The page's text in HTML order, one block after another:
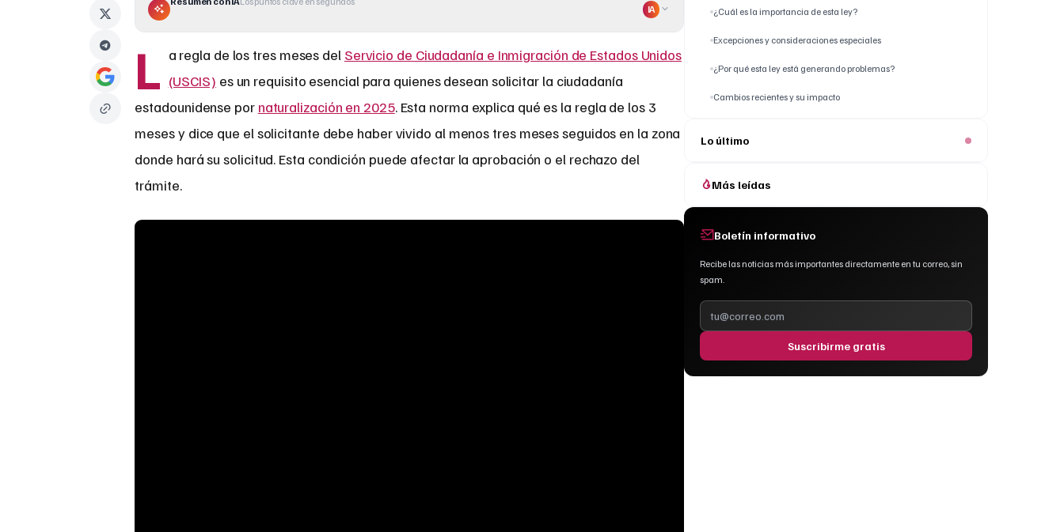
IA
L a regla de los tres meses del Servicio de Ciudadanía e Inmigración de Estados Unidos
(USCIS) es un requisito esencial para quienes desean solicitar la ciudadanía
estadounidense por naturalización en 2025. Esta norma explica qué es la regla de los 3
meses y dice que el solicitante debe haber vivido al menos tres meses seguidos en la zona
donde hará su solicitud. Esta condición puede afectar la aprobación o el rechazo del
trámite.
¿Cuál es la importancia de esta ley?
Excepciones y consideraciones especiales
¿Por qué esta ley está generando problemas?
Cambios recientes y su impacto
Lo último
Más leídas
Boletín informativo
Recibe las noticias más importantes directamente en tu correo, sin
spam.
Suscribirme gratis